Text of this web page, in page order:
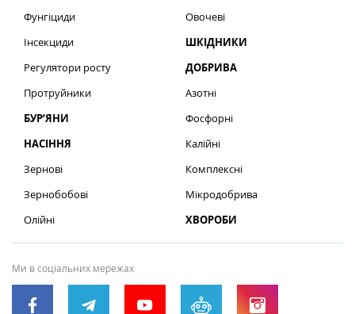
Фунгіциди
Інсекциди
Регулятори росту
Протруйники
БУР’ЯНИ
НАСІННЯ
Зернові
Зернобобові
Олійні
Овочеві
ШКІДНИКИ
ДОБРИВА
Азотні
Фосфорні
Калійні
Комплексні
Мікродобрива
ХВОРОБИ
Ми в соціальних мережах